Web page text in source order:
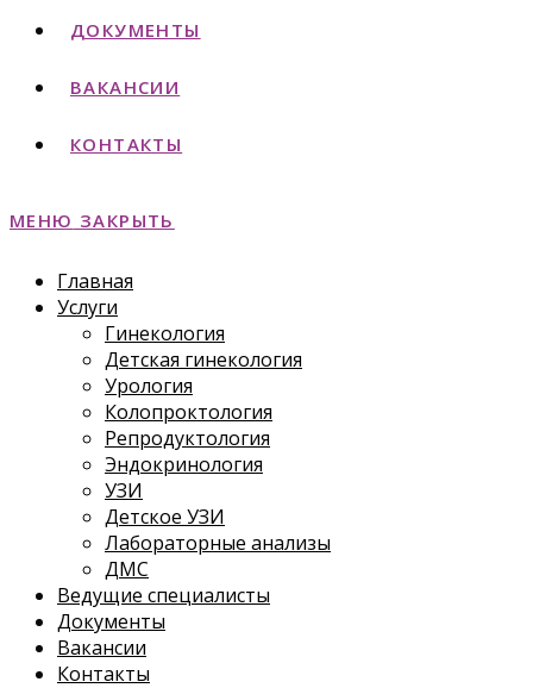
ДОКУМЕНТЫ
ВАКАНСИИ
КОНТАКТЫ
МЕНЮ ЗАКРЫТЬ
Главная
Услуги
Гинекология
Детская гинекология
Урология
Колопроктология
Репродуктология
Эндокринология
УЗИ
Детское УЗИ
Лабораторные анализы
ДМС
Ведущие специалисты
Документы
Вакансии
Контакты